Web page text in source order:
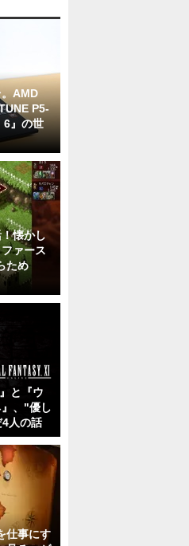
AMD
P5-
』の世
懐かし
ァース
ため
と『ウ
、"優し
人の話
仕事にす